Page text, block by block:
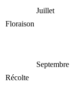
Floraison
Juillet
Récolte
Septembre